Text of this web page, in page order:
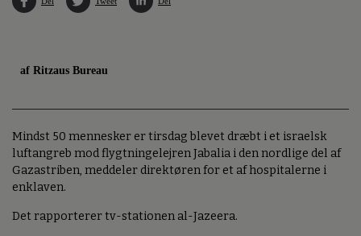
af Ritzaus Bureau
Mindst 50 mennesker er tirsdag blevet dræbt i et israelsk
luftangreb mod flygtningelejren Jabalia i den nordlige del af
Gazastriben, meddeler direktøren for et af hospitalerne i
enklaven.
Det rapporterer tv-stationen al-Jazeera.